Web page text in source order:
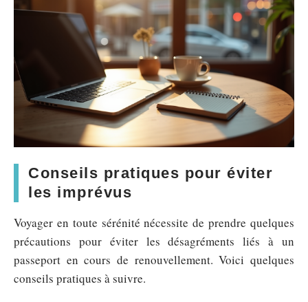
Conseils pratiques pour éviter
les imprévus
Voyager en toute sérénité nécessite de prendre quelques
précautions pour éviter les désagréments liés à un
passeport en cours de renouvellement. Voici quelques
conseils pratiques à suivre.